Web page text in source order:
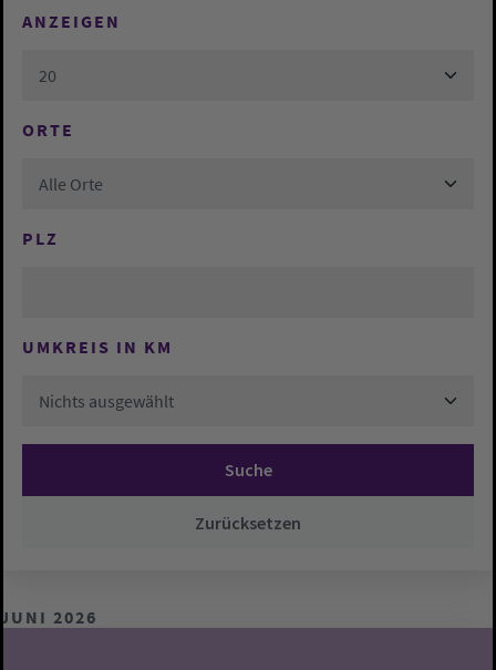
ANZEIGEN
20
ORTE
Alle Orte
PLZ
UMKREIS IN KM
Nichts ausgewählt
Suche
Zurücksetzen
JUNI 2026